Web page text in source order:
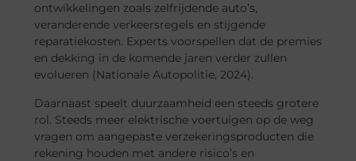
ontwikkelingen zoals zelfrijdende auto’s,
veranderende verkeersregels en stijgende
reparatiekosten. Experts voorspellen dat de premies
en dekking in de komende jaren verder zullen
evolueren (Nationale Autopolitie, 2024).
Daarnaast speelt duurzaamheid een steeds grotere
rol. Steeds meer elektrische voertuigen op de weg
vragen om aangepaste verzekeringsproducten die
rekening houden met andere risico’s en